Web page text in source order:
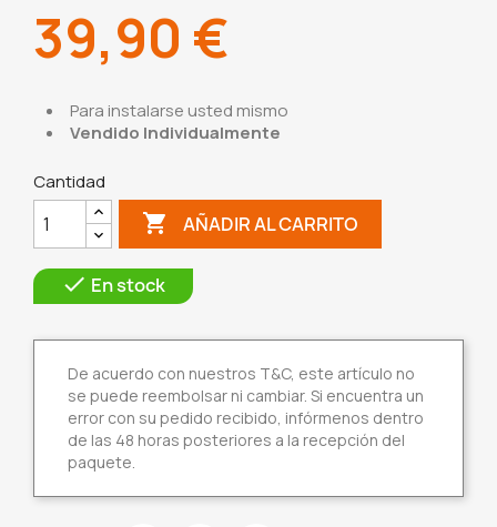
39,90 €
Para instalarse usted mismo
Vendido Individualmente
Cantidad
 AÑADIR AL CARRITO
 En stock
De acuerdo con nuestros T&C, este artículo no
se puede reembolsar ni cambiar. Si encuentra un
error con su pedido recibido, infórmenos dentro
de las 48 horas posteriores a la recepción del
paquete.